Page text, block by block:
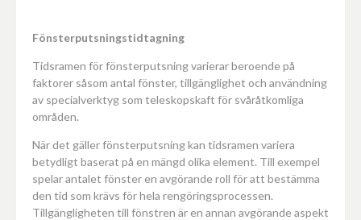
Fönsterputsningstidtagning
Tidsramen för fönsterputsning varierar beroende på
faktorer såsom antal fönster, tillgänglighet och användning
av specialverktyg som teleskopskaft för svåråtkomliga
områden.
När det gäller fönsterputsning kan tidsramen variera
betydligt baserat på en mängd olika element. Till exempel
spelar antalet fönster en avgörande roll för att bestämma
den tid som krävs för hela rengöringsprocessen.
Tillgängligheten till fönstren är en annan avgörande aspekt